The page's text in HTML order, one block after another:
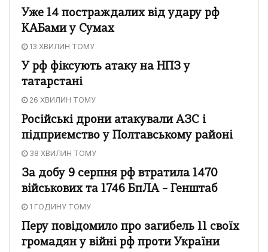
Уже 14 постраждалих від удару рф
КАБами у Сумах
13 ХВИЛИН ТОМУ
У рф фіксують атаку на НПЗ у
татарстані
26 ХВИЛИН ТОМУ
Російські дрони атакували АЗС і
підприємство у Полтавському районі
38 ХВИЛИН ТОМУ
За добу 9 серпня рф втратила 1470
військових та 1746 БпЛА – Генштаб
1 ГОДИНУ ТОМУ
Перу повідомило про загибель 11 своїх
громадян у війні рф проти України